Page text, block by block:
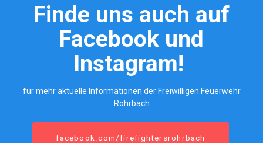
Finde uns auch auf
Facebook und
Instagram!
für mehr aktuelle Informationen der Freiwilligen Feuerwehr
Rohrbach
facebook.com/firefightersrohrbach